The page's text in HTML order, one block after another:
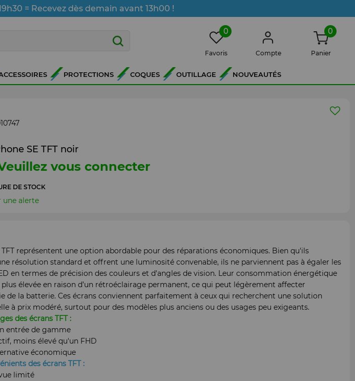
= Recevez dès demain avant 13h00 !
0
Favoris Compte
0
Panier
PROTECTIONS COQUES OUTILLAGE NOUVEAUTÉS
SE TFT noir
vous connecter
DE STOCK
une alerte
TFT représentent une option abordable pour des réparations économiques. Bien qu'ils
résolution standard et offrent une luminosité convenable, ils ne parviennent pas à égaler les
en termes de précision des couleurs et d'angles de vision. Leur consommation énergétique
élevée en raison d’un rétroéclairage permanent, ce qui peut légèrement affecter
de la batterie. Ces écrans conviennent parfaitement à ceux qui recherchent une solution
à prix modéré, surtout pour des modèles plus anciens ou des usages peu exigeants.
des écrans TFT :
entrée de gamme
moins élevé qu'un FHD
économique
des écrans TFT :
limité